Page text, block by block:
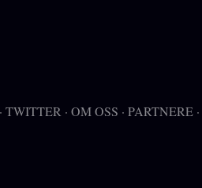
TWITTER OM OSS PARTNERE